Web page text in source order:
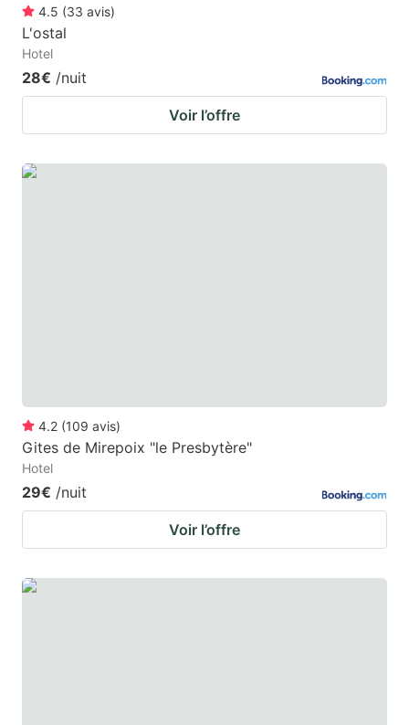
4.5 (33 avis)
L'ostal
Hotel
28€ /nuit
Voir l’offre
4.2 (109 avis)
Gites de Mirepoix "le Presbytère"
Hotel
29€ /nuit
Voir l’offre